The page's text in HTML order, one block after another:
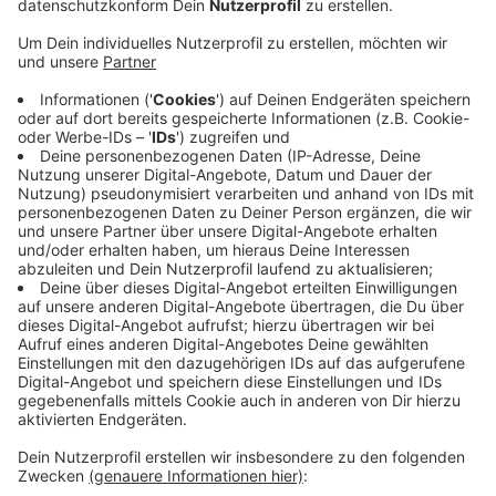
Anzeige
Eine Videoüberwachung fällt weg, da dies nur unter
sehr strengen Voraussetzungen möglich sei, so die
Stadt. Und auch einen Umzug des Containers an einen
anderen Ort hält man für wenig sinnvoll: In der Regel
mache eine solche Maßnahme das Ganze nur
schlimmer. Die Müllsituation am Friesenweg ist kein
neues Problem. Bereits 2016 hatte die Stadt einen
Lösungsversuch unternommen und den
Grünschnittcontainer an drei Tagen die Woche anstatt
nur einem aufgestellt. Zu weniger illegalem Müll hatte
das aber nicht geführt.